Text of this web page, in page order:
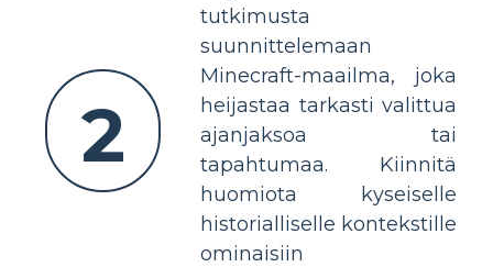
2
tutkimusta
suunnittelemaan
Minecraft-maailma, joka
heijastaa tarkasti valittua
ajanjaksoa tai
tapahtumaa. Kiinnitä
huomiota kyseiselle
historialliselle kontekstille
ominaisiin